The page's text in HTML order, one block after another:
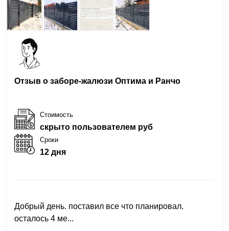
Отзыв о заборе-жалюзи Оптима и Ранчо
Стоимость
скрыто пользователем руб
Сроки
12 дня
Добрый день. поставил все что планировал.
осталось 4 ме...